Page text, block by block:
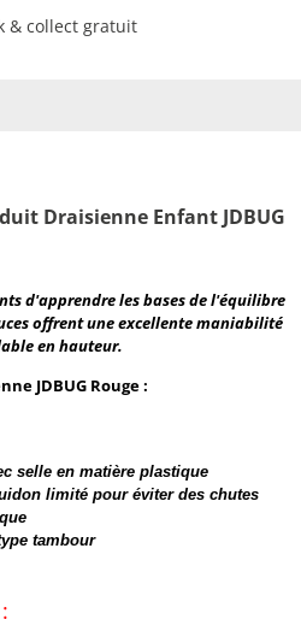
& collect gratuit
Draisienne Enfant JDBUG
d'apprendre les bases de l'équilibre
offrent une excellente maniabilité
en hauteur.
JDBUG Rouge :
selle en matière plastique
limité pour éviter des chutes
tambour
: